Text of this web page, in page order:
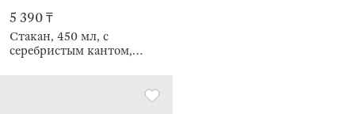
5 390 ₸
Стакан, 450 мл, с
серебристым кантом,